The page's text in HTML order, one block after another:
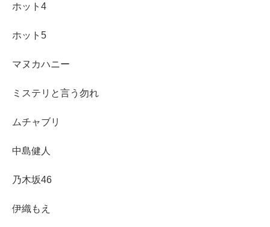
ホット4
ホット5
マヌカハニー
ミステリと言う勿れ
ムチャブリ
中島健人
乃木坂46
伊織もえ